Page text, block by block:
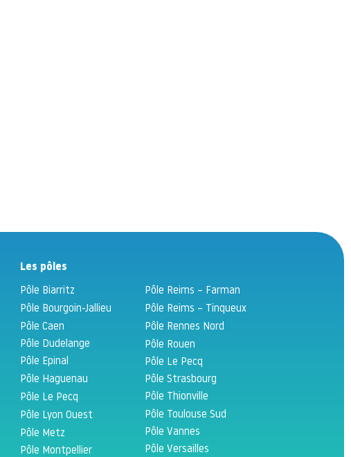
Les pôles
Pôle Biarritz
Pôle Bourgoin-Jallieu
Pôle Caen
Pôle Dudelange
Pôle Epinal
Pôle Haguenau
Pôle Le Pecq
Pôle Lyon Ouest
Pôle Metz
Pôle Montpellier
Pôle Reims – Farman
Pôle Reims – Tinqueux
Pôle Rennes Nord
Pôle Rouen
Pôle Le Pecq
Pôle Strasbourg
Pôle Thionville
Pôle Toulouse Sud
Pôle Vannes
Pôle Versailles